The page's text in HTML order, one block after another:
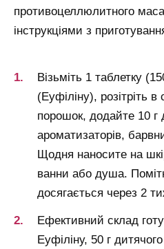
противоцеллюлитного
інструкціями з
Візьміть 1 таблетку
(Еуфіліну), розітріть
порошок, додайте 10 г
ароматизаторів,
Щодня наносите на
ванни або душа.
досягається через 2
Ефективний склад
Еуфіліну, 50 г